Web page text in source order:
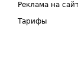
Реклама на
Тарифы